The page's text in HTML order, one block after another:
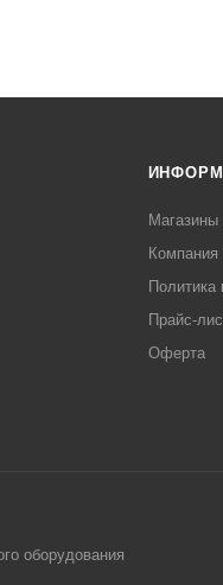
Магазины
Компания
Политика
Прайс-
Оферта
оборудования